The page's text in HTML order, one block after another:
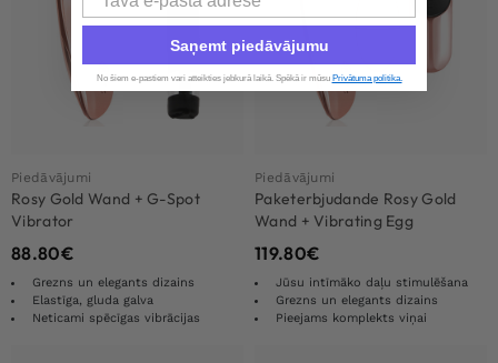
Piedāvājumi
Rosy Gold Wand + G-Spot
Vibrator
88.80€
Grezns un elegants dizains
Elastīga, gluda galva
Neticami spēcīgas vibrācijas
Piedāvājumi
Paketerbjudande Rosy Gold
Wand + Vibrating Egg
119.80€
Jūsu intīmāko daļu stimulēšana
Grezns un elegants dizains
Pieejams komplekts viņai
Saņemt piedāvājumu
No šiem e-pastiem vari atteikties jebkurā laikā. Spēkā ir mūsu Privātuma politika.